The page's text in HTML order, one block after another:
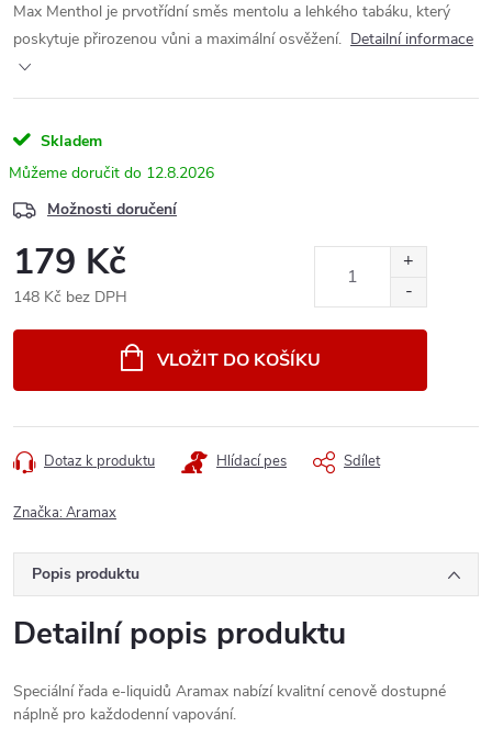
Max Menthol je prvotřídní směs mentolu a lehkého tabáku, který
poskytuje přirozenou vůni a maximální osvěžení. Detailní informace
Skladem
12.8.2026
Možnosti doručení
179 Kč
148 Kč bez DPH
VLOŽIT DO KOŠÍKU
Dotaz k produktu Hlídací pes Sdílet
Značka:Aramax
Popis produktu
Detailní popis produktu
Speciální řada e-liquidů Aramax nabízí kvalitní cenově dostupné
náplně pro každodenní vapování.